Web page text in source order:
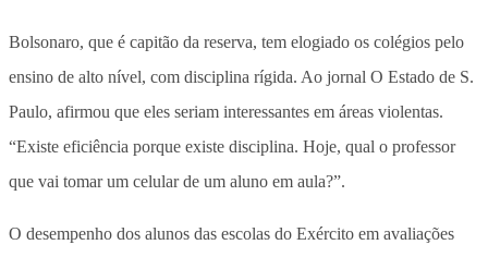
Bolsonaro, que é capitão da reserva, tem elogiado os colégios pelo
ensino de alto nível, com disciplina rígida. Ao jornal O Estado de S.
Paulo, afirmou que eles seriam interessantes em áreas violentas.
“Existe eficiência porque existe disciplina. Hoje, qual o professor
que vai tomar um celular de um aluno em aula?”.
O desempenho dos alunos das escolas do Exército em avaliações